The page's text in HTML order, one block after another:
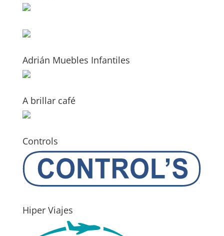
Adrián Muebles Infantiles
A brillar café
Controls
Hiper Viajes